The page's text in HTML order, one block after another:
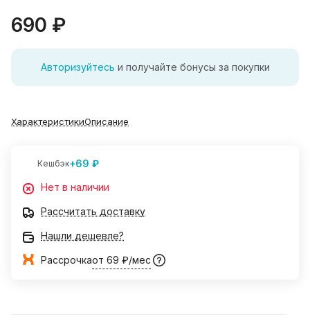
690 ₽
Авторизуйтесь и получайте бонусы за покупки
ХарактеристикиОписание
Кешбэк+69 ₽
Нет в наличии
Рассчитать доставку
Нашли дешевле?
Рассрочкаот 69 ₽/мес